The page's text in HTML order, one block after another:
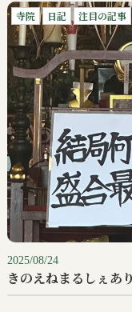
寺院 日記 注目の記事
2025/08/24
きのえねまるしぇあ